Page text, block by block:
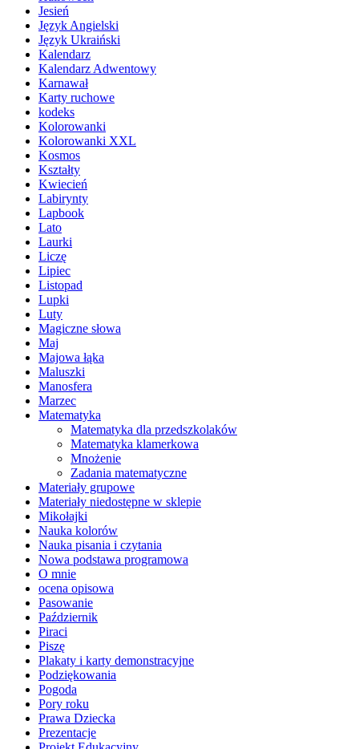
Jesień
Język Angielski
Język Ukraiński
Kalendarz
Kalendarz Adwentowy
Karnawał
Karty ruchowe
kodeks
Kolorowanki
Kolorowanki XXL
Kosmos
Kształty
Kwiecień
Labirynty
Lapbook
Lato
Laurki
Liczę
Lipiec
Listopad
Lupki
Luty
Magiczne słowa
Maj
Majowa łąka
Maluszki
Manosfera
Marzec
Matematyka
Matematyka dla przedszkolaków
Matematyka klamerkowa
Mnożenie
Zadania matematyczne
Materiały grupowe
Materiały niedostępne w sklepie
Mikołajki
Nauka kolorów
Nauka pisania i czytania
Nowa podstawa programowa
O mnie
ocena opisowa
Pasowanie
Październik
Piraci
Piszę
Plakaty i karty demonstracyjne
Podziękowania
Pogoda
Pory roku
Prawa Dziecka
Prezentacje